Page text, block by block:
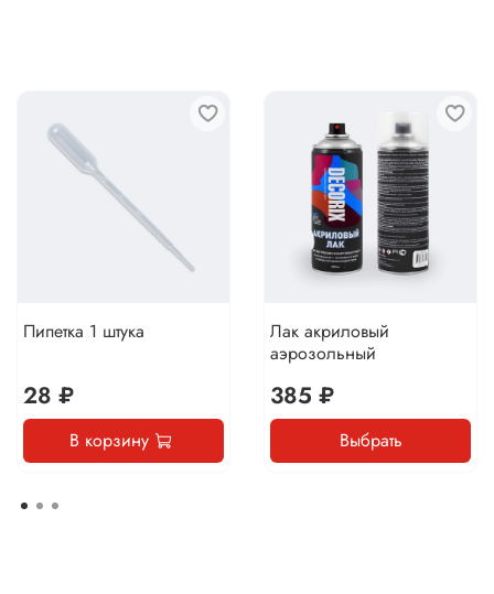
Пипетка 1 штука
28 ₽
В корзину
Лак акриловый
аэрозольный
385 ₽
Выбрать